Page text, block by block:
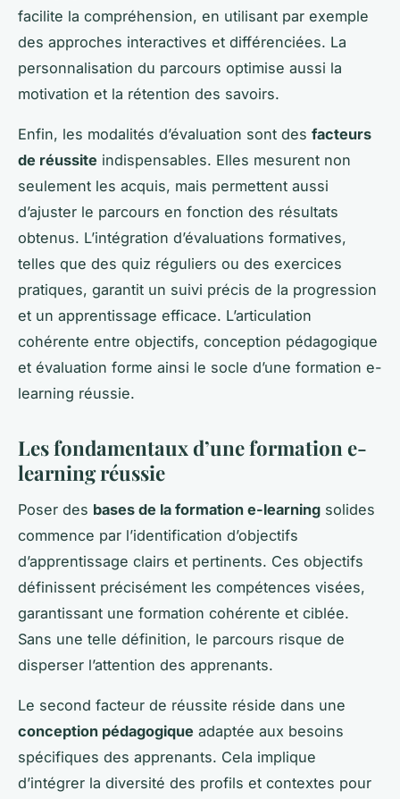
facilite la compréhension, en utilisant par exemple
des approches interactives et différenciées. La
personnalisation du parcours optimise aussi la
motivation et la rétention des savoirs.
Enfin, les modalités d’évaluation sont des facteurs
de réussite indispensables. Elles mesurent non
seulement les acquis, mais permettent aussi
d’ajuster le parcours en fonction des résultats
obtenus. L’intégration d’évaluations formatives,
telles que des quiz réguliers ou des exercices
pratiques, garantit un suivi précis de la progression
et un apprentissage efficace. L’articulation
cohérente entre objectifs, conception pédagogique
et évaluation forme ainsi le socle d’une formation e-
learning réussie.
Les fondamentaux d’une formation e-
learning réussie
Poser des bases de la formation e-learning solides
commence par l’identification d’objectifs
d’apprentissage clairs et pertinents. Ces objectifs
définissent précisément les compétences visées,
garantissant une formation cohérente et ciblée.
Sans une telle définition, le parcours risque de
disperser l’attention des apprenants.
Le second facteur de réussite réside dans une
conception pédagogique adaptée aux besoins
spécifiques des apprenants. Cela implique
d’intégrer la diversité des profils et contextes pour